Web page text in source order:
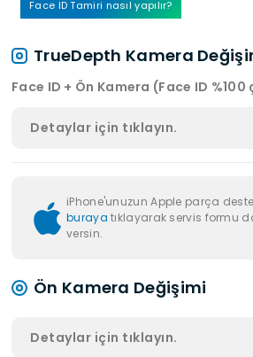
Face ID Tamiri nasıl yapılır?
TrueDepth Kamera
Face ID + Ön Kamera (Face ID %100
Detaylar için tıklayın.
iPhone'unuzun Apple parça
buraya tıklayarak servis formu
versin.
Ön Kamera Değişimi
Detaylar için tıklayın.